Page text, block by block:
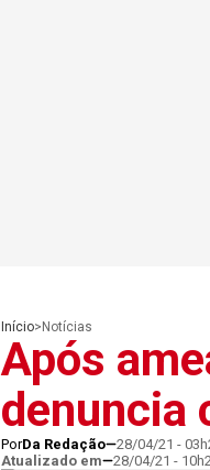
Início> Notícias
Após
denuncia
PorDa Redação 28/04/21 -
Atualizado em
28/04/21 -